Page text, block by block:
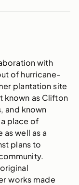
with
of hurricane-
plantation site
known as Clifton
and known
place of
well as a
plans to
works made